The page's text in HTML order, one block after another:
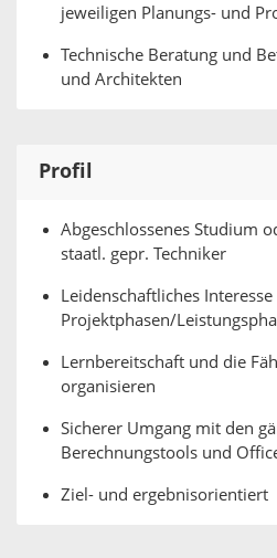
jeweiligen Planungs- und
Technische Beratung und
und Architekten
Profil
Abgeschlossenes Studium
staatl. gepr. Techniker
Leidenschaftliches
Projektphasen/
Lernbereitschaft und die
organisieren
Sicherer Umgang mit den
Berechnungstools und
Ziel- und ergebnisorientiert